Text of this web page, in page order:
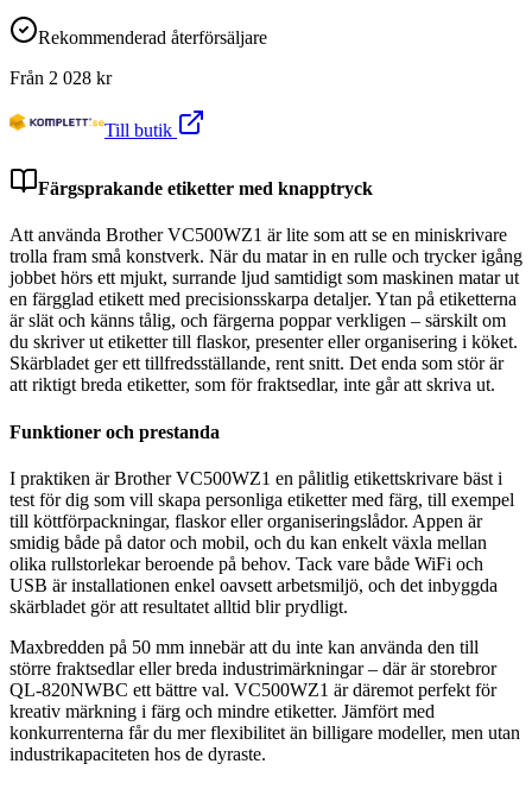
Rekommenderad återförsäljare
Från 2 028 kr
Till butik
Färgsprakande etiketter med knapptryck
Att använda Brother VC500WZ1 är lite som att se en miniskrivare
trolla fram små konstverk. När du matar in en rulle och trycker igång
jobbet hörs ett mjukt, surrande ljud samtidigt som maskinen matar ut
en färgglad etikett med precisionsskarpa detaljer. Ytan på etiketterna
är slät och känns tålig, och färgerna poppar verkligen – särskilt om
du skriver ut etiketter till flaskor, presenter eller organisering i köket.
Skärbladet ger ett tillfredsställande, rent snitt. Det enda som stör är
att riktigt breda etiketter, som för fraktsedlar, inte går att skriva ut.
Funktioner och prestanda
I praktiken är Brother VC500WZ1 en pålitlig etikettskrivare bäst i
test för dig som vill skapa personliga etiketter med färg, till exempel
till köttförpackningar, flaskor eller organiseringslådor. Appen är
smidig både på dator och mobil, och du kan enkelt växla mellan
olika rullstorlekar beroende på behov. Tack vare både WiFi och
USB är installationen enkel oavsett arbetsmiljö, och det inbyggda
skärbladet gör att resultatet alltid blir prydligt.
Maxbredden på 50 mm innebär att du inte kan använda den till
större fraktsedlar eller breda industrimärkningar – där är storebror
QL-820NWBC ett bättre val. VC500WZ1 är däremot perfekt för
kreativ märkning i färg och mindre etiketter. Jämfört med
konkurrenterna får du mer flexibilitet än billigare modeller, men utan
industrikapaciteten hos de dyraste.